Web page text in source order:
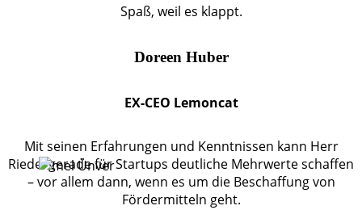
Spaß, weil es klappt.
Doreen Huber
EX-CEO Lemoncat
Mit seinen Erfahrungen und Kenntnissen kann Herr
Riedel gerade für Startups deutliche Mehrwerte schaffen
– vor allem dann, wenn es um die Beschaffung von
Fördermitteln geht.